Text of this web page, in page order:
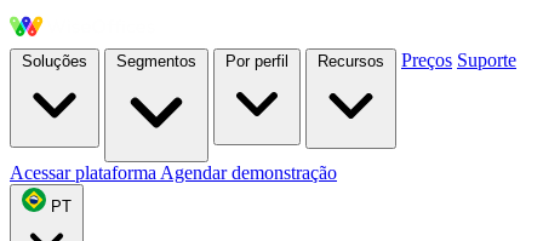
Soluções Segmentos Por perfil Recursos Preços Suporte
Acessar plataforma Agendar demonstração
PT